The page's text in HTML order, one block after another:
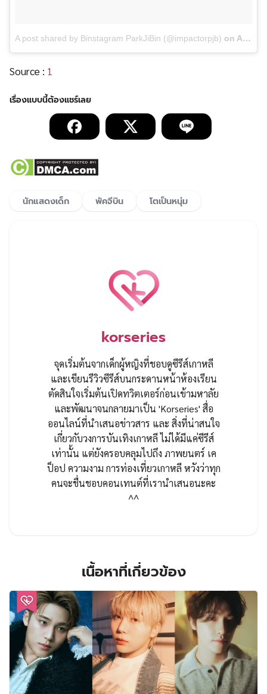
A post shared by Binstagram ParkJiBin (@impactorpjb) on Apr 2, 2017 at 3:11am PDT
Source : 1
นักแสดงเด็ก พัคจีบิน โตเป็นหนุ่ม
korseries
จุดเริ่มต้นจากเด็กผู้หญิงที่ชอบดูซีรีส์เกาหลี
และเขียนรีวิวซีรีส์บนกระดานหน้าห้องเรียน
ตัดสินใจเริ่มต้นเปิดทวิตเตอร์ก่อนเข้ามหาลัย
และพัฒนาจนกลายมาเป็น 'Korseries' สื่อ
ออนไลน์ที่นำเสนอข่าวสาร และ สิ่งที่น่าสนใจ
เกี่ยวกับวงการบันเทิงเกาหลี ไม่ได้มีแค่ซีรีส์
เท่านั้น แต่ยังครอบคลุมไปถึง ภาพยนตร์ เค
ป็อป ความงาม การท่องเที่ยวเกาหลี หวังว่าทุก
คนจะชื่นชอบคอนเทนต์ที่เรานำเสนอนะคะ
^^
เนื้อหาที่เกี่ยวข้อง